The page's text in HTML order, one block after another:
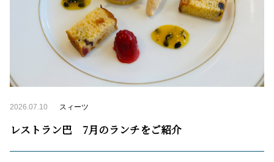
2026.07.10 スィーツ
レストラン巴 7月のランチをご紹介